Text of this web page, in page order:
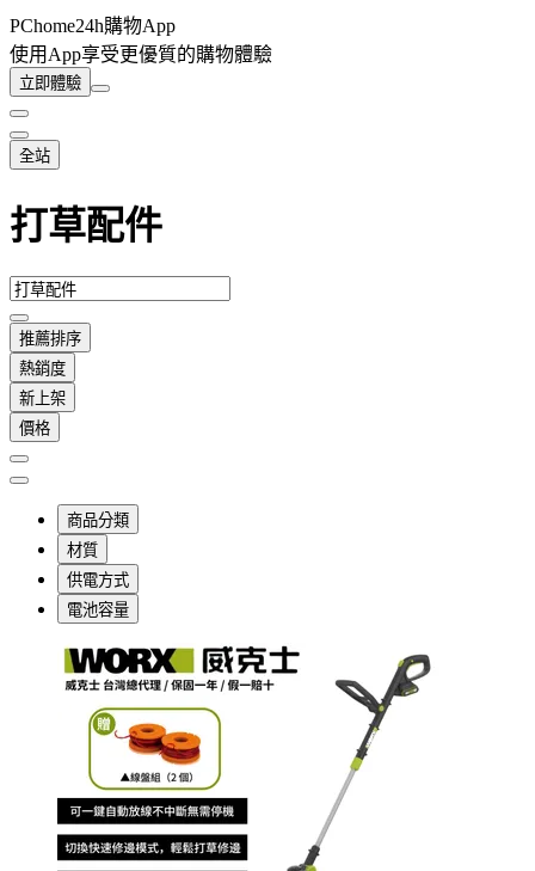
PChome24h購物App
使用App享受更優質的購物體驗
立即體驗
全站
打草配件
推薦排序
熱銷度
新上架
價格
商品分類
材質
供電方式
電池容量